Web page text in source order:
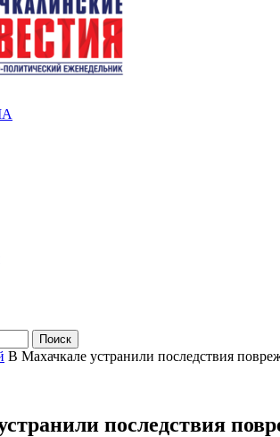
В Махачкале устранили последствия
последствия